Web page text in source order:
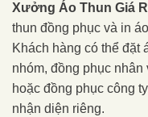
Xưởng Áo Thun Giá
thun đồng phục và in
Khách hàng có thể đặt
nhóm, đồng phục
hoặc đồng phục công
nhận diện riêng.